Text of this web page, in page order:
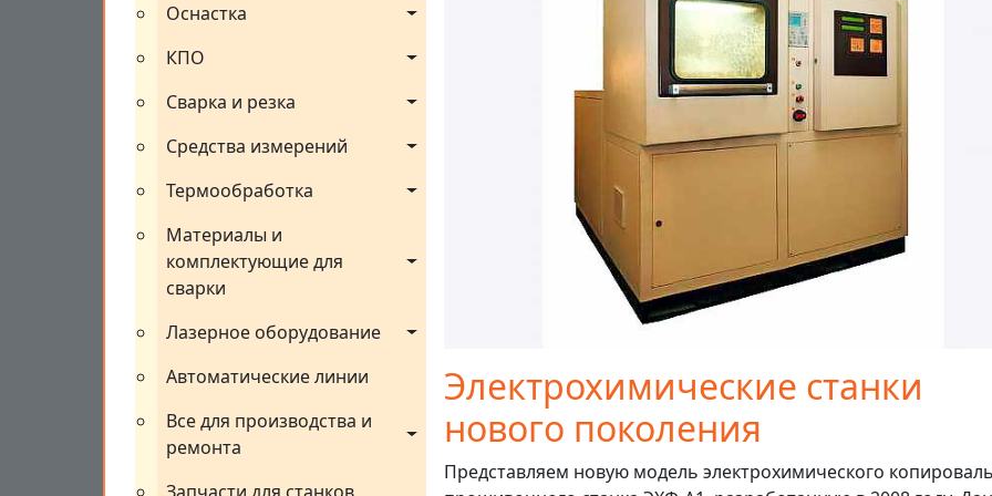
Оснастка
КПО
Сварка и резка
Средства измерений
Термообработка
Материалы и
комплектующие для
сварки
Лазерное оборудование
Автоматические линии
Все для производства и
ремонта
Электрохимические станки
нового поколения
Представляем новую модель электрохимического